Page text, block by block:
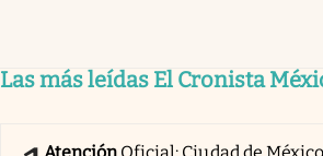
Las más leídas El Cronista